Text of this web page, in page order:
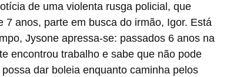
de uma violenta rusga policial, que
anos, parte em busca do irmão, Igor. Está
Jysone apressa-se: passados 6 anos na
encontrou trabalho e sabe que não pode
dar boleia enquanto caminha pelos